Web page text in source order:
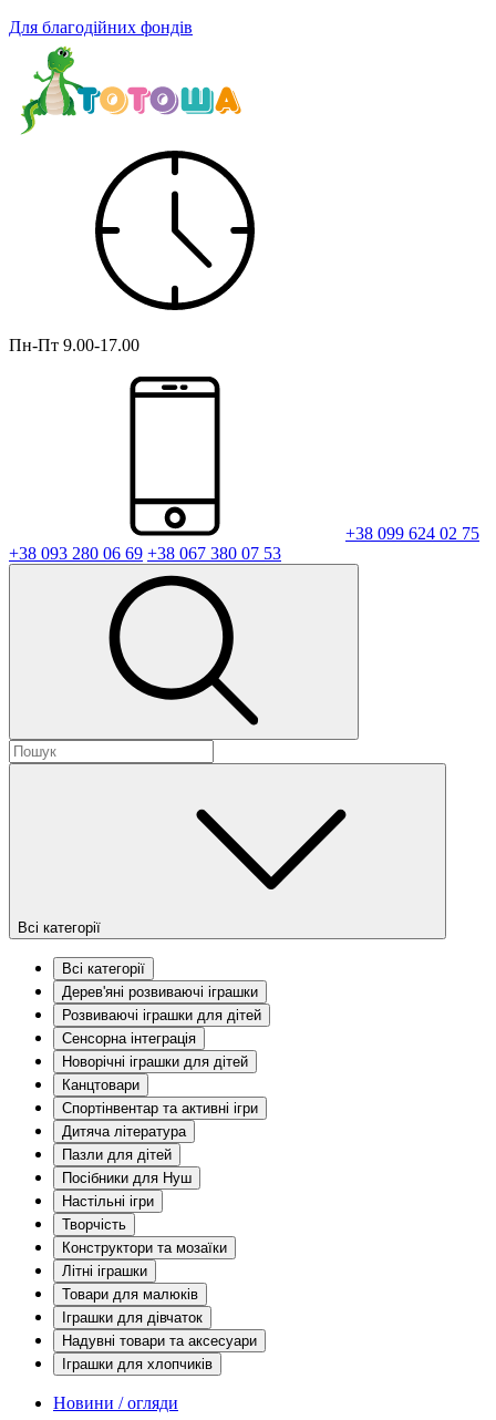
Для благодійних фондів
Пн-Пт 9.00-17.00
+38 099 624 02 75
+38 093 280 06 69 +38 067 380 07 53
Всі категорії
Всі категорії
Дерев'яні розвиваючі іграшки
Розвиваючі іграшки для дітей
Сенсорна інтеграція
Новорічні іграшки для дітей
Канцтовари
Спортінвентар та активні ігри
Дитяча література
Пазли для дітей
Посібники для Нуш
Настільні ігри
Творчість
Конструктори та мозаїки
Літні іграшки
Товари для малюків
Іграшки для дівчаток
Надувні товари та аксесуари
Іграшки для хлопчиків
Новини / огляди